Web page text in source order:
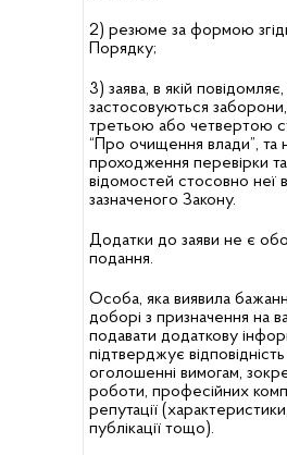
2) резюме за формою
Порядку;
3) заява, в якій
застосовуються
третьою або четвертою
“Про очищення влади”, та
проходження перевірки
відомостей стосовно неї
зазначеного Закону.
Додатки до заяви не є
подання.
Особа, яка виявила
доборі з призначення на
подавати додаткову
підтверджує
оголошенні вимогам,
роботи, професійних
репутації
публікації тощо).